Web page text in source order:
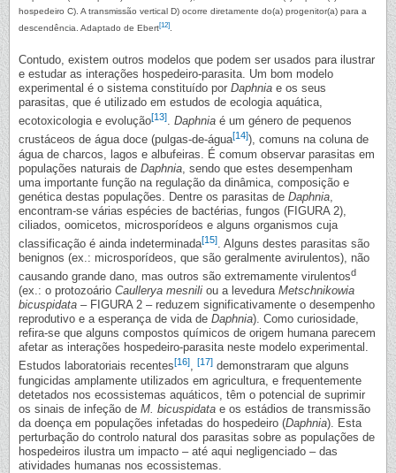
hospedeiro C). A transmissão vertical D) ocorre diretamente do(a) progenitor(a) para a
descendência. Adaptado de Ebert[12]
Contudo, existem outros modelos que podem ser usados para ilustrar
e estudar as interações hospedeiro-parasita. Um bom modelo
experimental é o sistema constituído por Daphnia e os seus
parasitas, que é utilizado em estudos de ecologia aquática,
ecotoxicologia e evolução[13]. Daphnia é um género de pequenos
crustáceos de água doce (pulgas-de-água[14]), comuns na coluna de
água de charcos, lagos e albufeiras. É comum observar parasitas em
populações naturais de Daphnia , sendo que estes desempenham
uma importante função na regulação da dinâmica, composição e
genética destas populações. Dentre os parasitas de Daphnia
encontram-se várias espécies de bactérias, fungos (FIGURA 2),
ciliados, oomicetos, microsporídeos e alguns organismos cuja
classificação é ainda indeterminada[15]. Alguns destes parasitas são
benignos (ex.: microsporídeos, que são geralmente avirulentos), não
causando grande dano, mas outros são extremamente virulentosd
(ex.: o protozoário Caullerya mesnili ou a levedura Metschnikowia
bicuspidata – FIGURA 2 – reduzem significativamente o desempenho
reprodutivo e a esperança de vida de Daphnia). Como curiosidade,
refira-se que alguns compostos químicos de origem humana parecem
afetar as interações hospedeiro-parasita neste modelo experimental.
Estudos laboratoriais recentes[16], [17] demonstraram que alguns
fungicidas amplamente utilizados em agricultura, e frequentemente
detetados nos ecossistemas aquáticos, têm o potencial de suprimir
os sinais de infeção de M. bicuspidata e os estádios de transmissão
da doença em populações infetadas do hospedeiro (Daphnia). Esta
perturbação do controlo natural dos parasitas sobre as populações de
hospedeiros ilustra um impacto – até aqui negligenciado – das
atividades humanas nos ecossistemas.